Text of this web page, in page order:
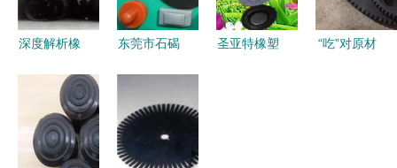
色选择
深度解析橡
衡水伟建厂
家如何在行
业上游取得
东莞市石碣
专业批发与
订制硅胶零
圣亚特橡塑
“吃”对原材